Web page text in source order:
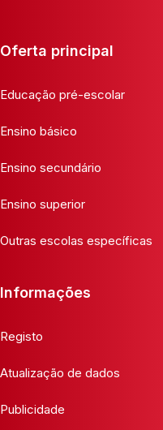
Oferta principal
Educação pré-escolar
Ensino básico
Ensino secundário
Ensino superior
Outras escolas específicas
Informações
Registo
Atualização de dados
Publicidade